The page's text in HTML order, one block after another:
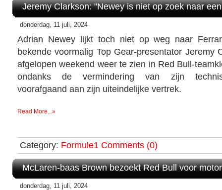
Jeremy Clarkson: "Newey is niet op zoek naar
donderdag, 11 juli, 2024
Adrian Newey lijkt toch niet op weg naar
bekende voormalig Top Gear-presentator Jeremy
afgelopen weekend weer te zien in Red Bull-
ondanks de vermindering van zijn
voorafgaand aan zijn uiteindelijke vertrek.
Read More...»
Category: Formule1 Comments (0)
McLaren-baas Brown bezoekt Red Bull voor
donderdag, 11 juli, 2024